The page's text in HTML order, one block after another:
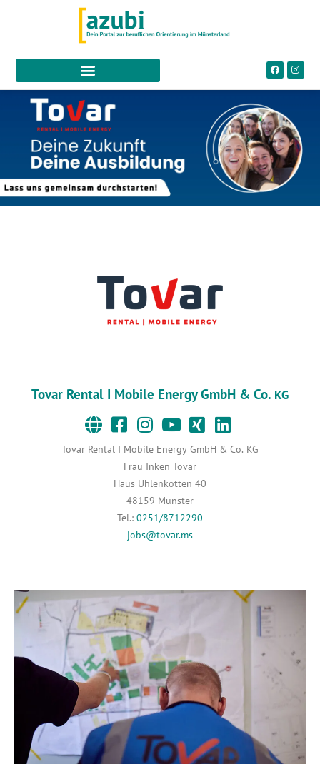
Tovar Rental I Mobile Energy GmbH & Co. KG
Tovar Rental I Mobile Energy GmbH & Co. KG
Frau Inken Tovar
Haus Uhlenkotten 40
48159 Münster
Tel.: 0251/8712290
jobs@tovar.ms